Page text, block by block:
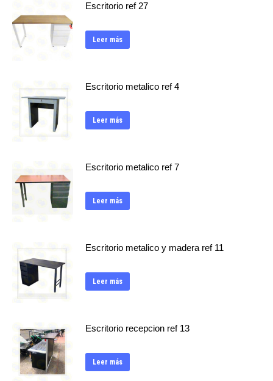
Escritorio ref 27
Leer más
Escritorio metalico ref 4
Leer más
Escritorio metalico ref 7
Leer más
Escritorio metalico y madera ref 11
Leer más
Escritorio recepcion ref 13
Leer más